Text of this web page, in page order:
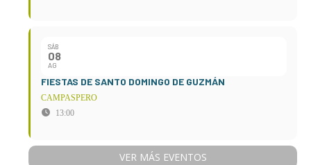
SÁB
08
AG
FIESTAS DE SANTO DOMINGO DE GUZMÁN
CAMPASPERO
13:00
VER MÁS EVENTOS